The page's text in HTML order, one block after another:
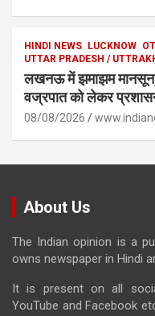
HINDI NEWS LUCKNOW
UTTAR PRADESH /
लखनऊ में झमाझम
वज्रपात को लेकर
08/08/2026
About Us
The Indian opinion is a
owns newspaper in Hindi
It is present on all
YouTube and Facebook